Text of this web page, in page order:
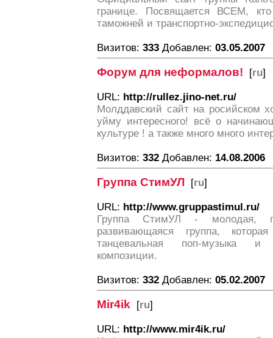
границе. Посвящается ВСЕМ,
таможней и транспортно-
Визитов: 333 Добавлен: 03.05.2007
Форум для неформалов! [ru]
URL: http://rullez.jino-net.ru/
Молддавский сайт на росийском
уйму интересного! всё о
культуре ! а также много много
Визитов: 332 Добавлен: 14.08.2006
Группа СтимУЛ [ru]
URL: http://www.gruppastimul.ru/
Группа СтимУЛ - молодая,
развивающаяся группа,
танцевальная поп-музыка и
композиции.
Визитов: 332 Добавлен: 05.02.2007
Mir4ik [ru]
URL: http://www.mir4ik.ru/